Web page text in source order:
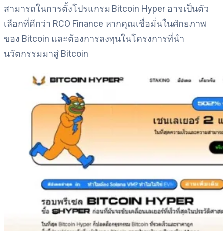
สามารถในการตั้งโปรแกรม Bitcoin Hyper อาจเป็นตัว
เลือกที่ดีกว่า RCO Finance หากคุณเชื่อมั่นในศักยภาพ
ของ Bitcoin และต้องการลงทุนในโครงการที่นำ
นวัตกรรมมาสู่ Bitcoin